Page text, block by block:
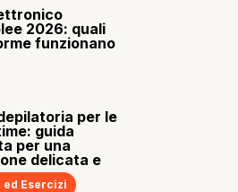
2026: quali
funzionano
per le
guida
per una
delicata e
ed Esercizi